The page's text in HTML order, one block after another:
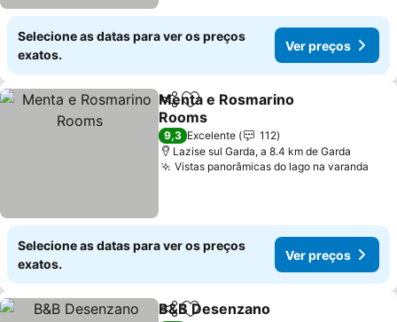
Selecione as datas para ver os preços
exatos.
Ver preços
PartilharAdicionar aos favoritos
Menta e Rosmarino
Rooms
Ver preços
9,3 Excelente
112
Lazise sul Garda, a 8.4 km de Garda
Vistas panorâmicas do lago na varanda
Selecione as datas para ver os preços
exatos.
Ver preços
PartilharAdicionar aos favoritos
B&B Desenzano